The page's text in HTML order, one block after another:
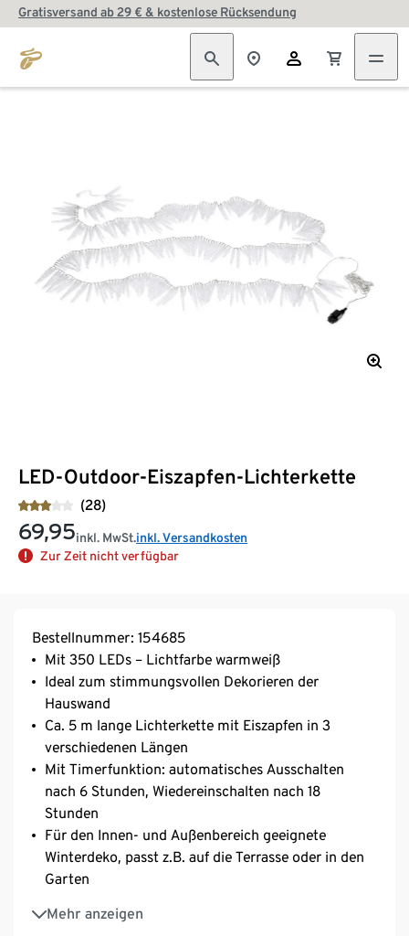
Gratisversand ab 29 € & kostenlose Rücksendung
LED-Outdoor-Eiszapfen-Lichterkette
(28)
69,95inkl. MwSt.inkl. Versandkosten
Zur Zeit nicht verfügbar
Bestellnummer: 154685
Mit 350 LEDs – Lichtfarbe warmweiß
Ideal zum stimmungsvollen Dekorieren der
Hauswand
Ca. 5 m lange Lichterkette mit Eiszapfen in 3
verschiedenen Längen
Mit Timerfunktion: automatisches Ausschalten
nach 6 Stunden, Wiedereinschalten nach 18
Stunden
Für den Innen- und Außenbereich geeignete
Winterdeko, passt z.B. auf die Terrasse oder in den
Garten
Mehr anzeigen
Mit Aufhängeösen an beiden Seiten
Mit ca. 5 m langer Zuleitung